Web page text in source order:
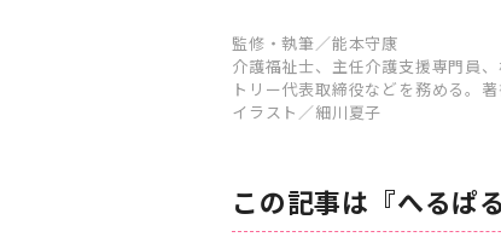
監修・執筆／能本守康
介護福祉⼠、主任介護⽀援専⾨員
トリー代表取締役などを務める。
イラスト／細川夏⼦
この記事は『へるぱ